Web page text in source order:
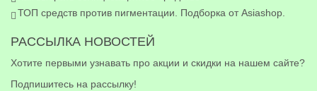
ТОП средств против пигментации. Подборка от Asiashop.
РАССЫЛКА НОВОСТЕЙ
Хотите первыми узнавать про акции и скидки на нашем сайте?
Подпишитесь на рассылку!